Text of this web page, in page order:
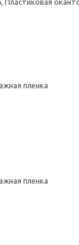
пленка
пленка